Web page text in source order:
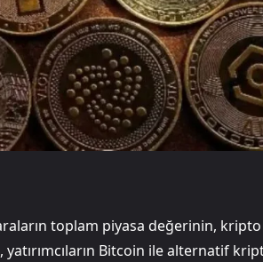
toplam piyasa değerinin, kripto
Bitcoin ile alternatif